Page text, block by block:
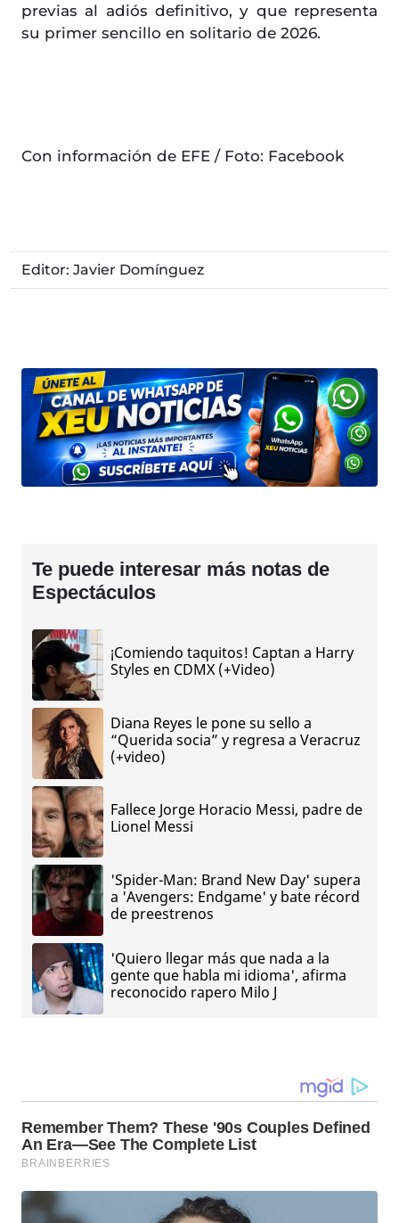
previas al adiós definitivo, y que representa
su primer sencillo en solitario de 2026.
Con información de EFE / Foto: Facebook
Editor: Javier Domínguez
Te puede interesar más notas de
Espectáculos
¡Comiendo taquitos! Captan a Harry
Styles en CDMX (+Video)
Diana Reyes le pone su sello a
“Querida socia” y regresa a Veracruz
(+video)
Fallece Jorge Horacio Messi, padre de
Lionel Messi
'Spider-Man: Brand New Day' supera
a 'Avengers: Endgame' y bate récord
de preestrenos
'Quiero llegar más que nada a la
gente que habla mi idioma', afirma
reconocido rapero Milo J